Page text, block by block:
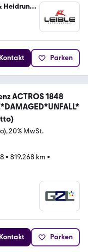
Heidrun
Kontakt Parken
ACTROS 1848
20% MwSt.
• 819.268 km •
Kontakt Parken